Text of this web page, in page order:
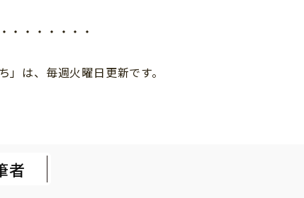
・・・・・・・
」は、毎週火曜日更新です。
者